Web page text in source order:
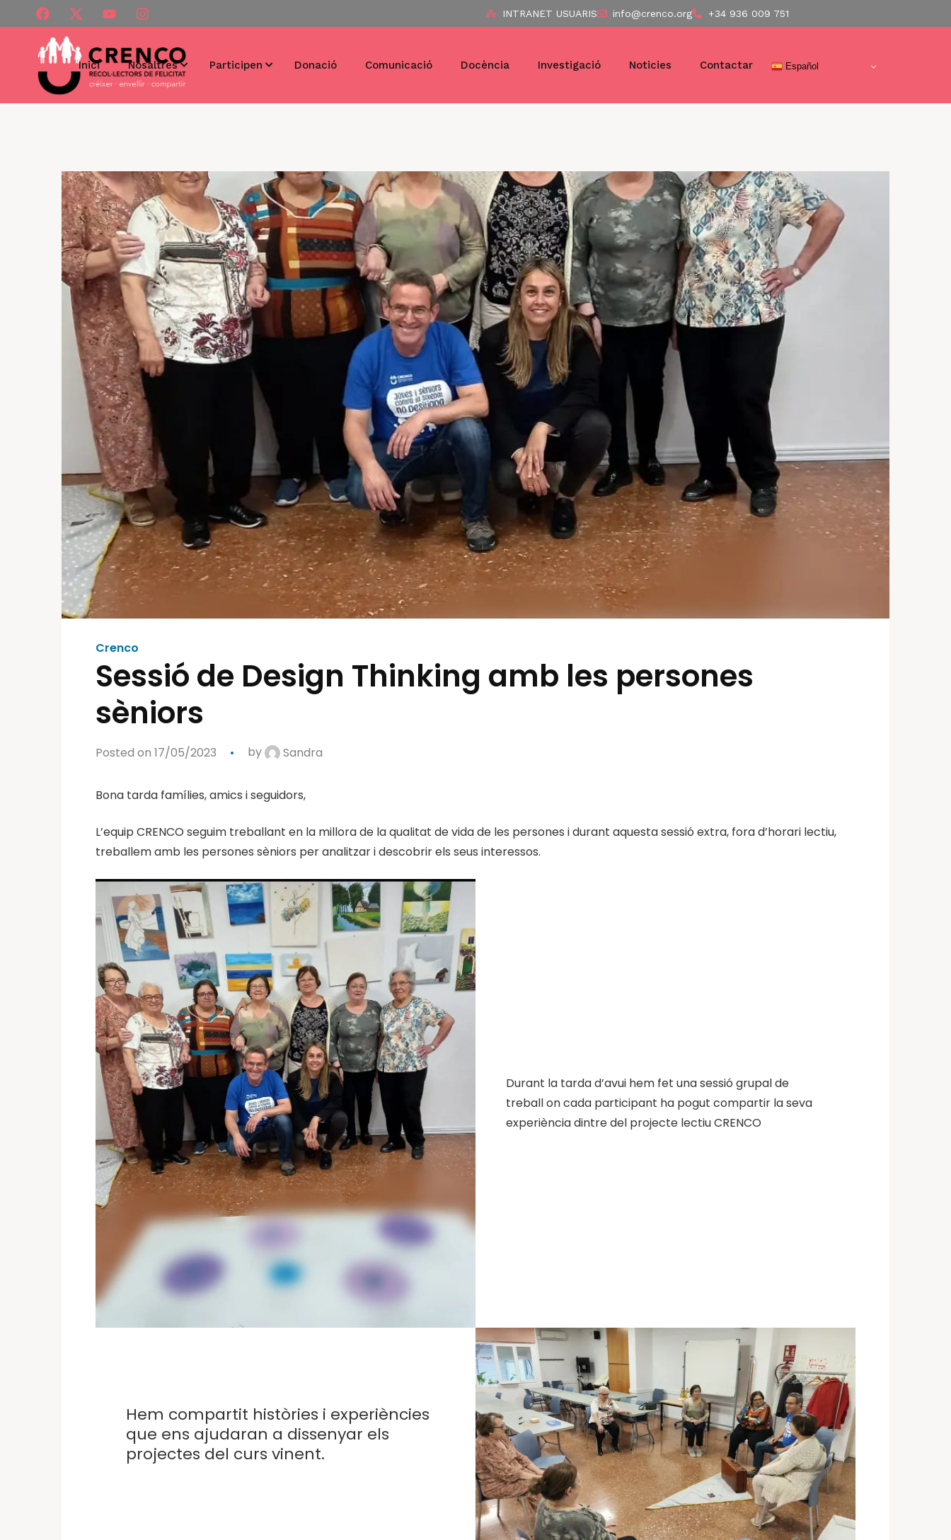
INTRANET USUARIS info@crenco.org +34 936 009 751
Inici Nosaltres Participen Donació Comunicació Docència Investigació Noticies Contactar Español
Crenco
Sessió de Design Thinking amb les persones
sèniors
Posted on 17/05/2023 by Sandra
Bona tarda famílies, amics i seguidors,
L’equip CRENCO seguim treballant en la millora de la qualitat de vida de les persones i durant aquesta sessió extra, fora d’horari lectiu,
treballem amb les persones sèniors per analitzar i descobrir els seus interessos.
Durant la tarda d’avui hem fet una sessió grupal de
treball on cada participant ha pogut compartir la seva
experiència dintre del projecte lectiu CRENCO
Hem compartit històries i experiències
que ens ajudaran a dissenyar els
projectes del curs vinent.